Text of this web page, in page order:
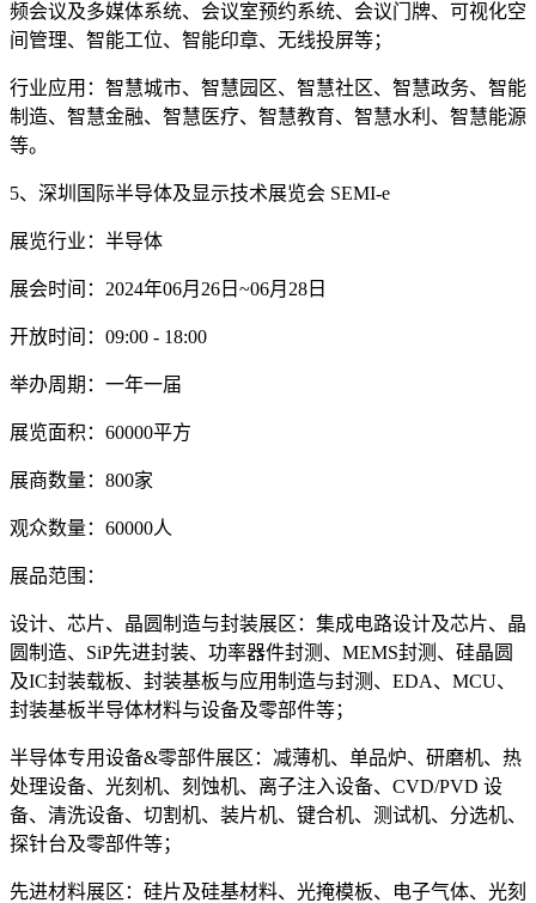
频会议及多媒体系统、会议室预约系统、会议门牌、可视化空
间管理、智能工位、智能印章、无线投屏等；
行业应用：智慧城市、智慧园区、智慧社区、智慧政务、智能
制造、智慧金融、智慧医疗、智慧教育、智慧水利、智慧能源
等。
5、深圳国际半导体及显示技术展览会 SEMI-e
展览行业：半导体
展会时间：2024年06月26日~06月28日
开放时间：09:00 - 18:00
举办周期：一年一届
展览面积：60000平方
展商数量：800家
观众数量：60000人
展品范围：
设计、芯片、晶圆制造与封装展区：集成电路设计及芯片、晶
圆制造、SiP先进封装、功率器件封测、MEMS封测、硅晶圆
及IC封装载板、封装基板与应用制造与封测、EDA、MCU、
封装基板半导体材料与设备及零部件等；
半导体专用设备&零部件展区：减薄机、单品炉、研磨机、热
处理设备、光刻机、刻蚀机、离子注入设备、CVD/PVD 设
备、清洗设备、切割机、装片机、键合机、测试机、分选机、
探针台及零部件等；
先进材料展区：硅片及硅基材料、光掩模板、电子气体、光刻